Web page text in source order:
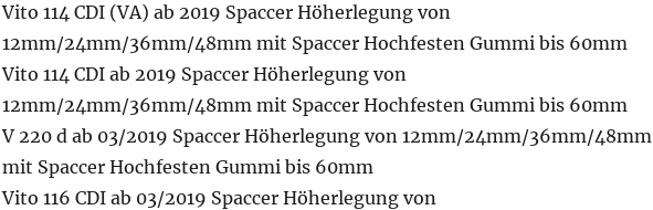
Vito 114 CDI (VA) ab 2019 Spaccer Höherlegung von
12mm/24mm/36mm/48mm mit Spaccer Hochfesten Gummi bis 60mm
Vito 114 CDI ab 2019 Spaccer Höherlegung von
12mm/24mm/36mm/48mm mit Spaccer Hochfesten Gummi bis 60mm
V 220 d ab 03/2019 Spaccer Höherlegung von 12mm/24mm/36mm/48mm
mit Spaccer Hochfesten Gummi bis 60mm
Vito 116 CDI ab 03/2019 Spaccer Höherlegung von